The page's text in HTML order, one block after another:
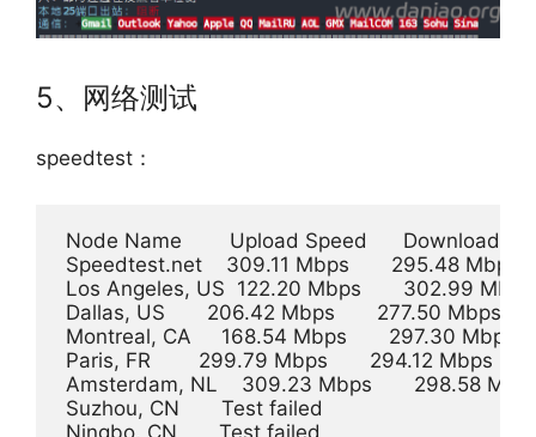
5、网络测试
speedtest：
Node Name        Upload Speed      Download
Speedtest.net    309.11 Mbps       295.48
Los Angeles, US  122.20 Mbps       302.99
Dallas, US       206.42 Mbps       277.50 Mbps
Montreal, CA     168.54 Mbps       297.30 Mbps
Paris, FR        299.79 Mbps       294.12 Mbps
Amsterdam, NL    309.23 Mbps       298.58
Suzhou, CN       Test failed
Ningbo, CN       Test failed